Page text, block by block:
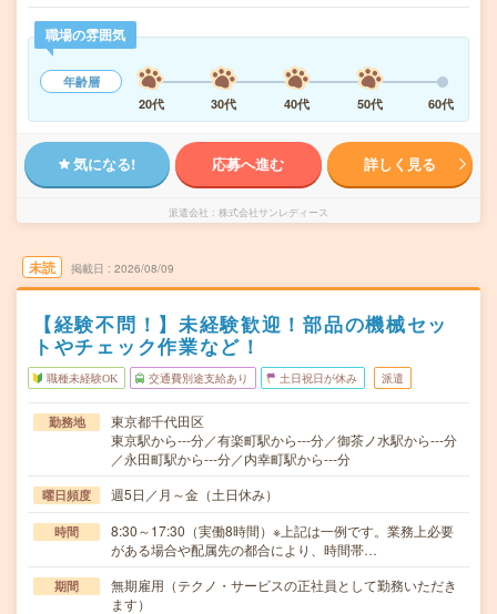
職場の雰囲気
年齢層
20代
30代 40代 50代 60代
気になる! 応募へ進む 詳しく見る
派遣会社 株式会社サンレディース
未読 掲載日 2026/08/09
【経験不問！】未経験歓迎！部品の機械セッ
トやチェック作業など！
職種未経験OK 交通費別途支給あり 土日祝日が休み 派遣
勤務地
東京都千代田区
東京駅から---分／有楽町駅から---分／御茶ノ水駅から---分
／永田町駅から---分／内幸町駅から---分
曜日頻度 週5日／月～金（土日休み）
時間
8:30～17:30（実働8時間）※上記は一例です。業務上必要
がある場合や配属先の都合により、時間帯…
期間
無期雇用（テクノ・サービスの正社員として勤務いただき
ます）